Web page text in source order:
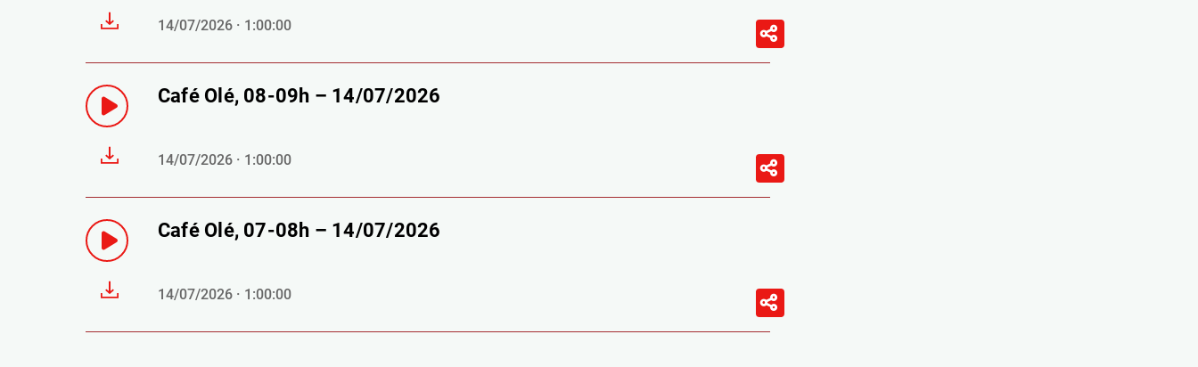
14/07/2026 · 1:00:00
Café Olé, 08-09h – 14/07/2026
14/07/2026 · 1:00:00
Café Olé, 07-08h – 14/07/2026
14/07/2026 · 1:00:00